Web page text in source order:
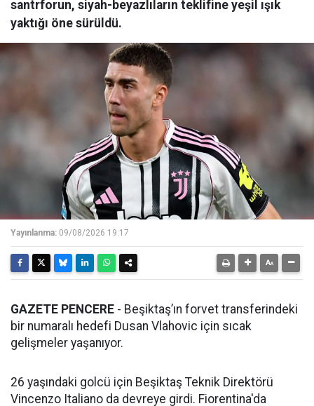
santrforun, siyah-beyazlıların teklifine yeşil ışık
yaktığı öne sürüldü.
Yayınlanma: 09/08/2026 19:17
GAZETE PENCERE - Beşiktaş’ın forvet transferindeki
bir numaralı hedefi Dusan Vlahovic için sıcak
gelişmeler yaşanıyor.
26 yaşındaki golcü için Beşiktaş Teknik Direktörü
Vincenzo Italiano da devreye girdi. Fiorentina'da